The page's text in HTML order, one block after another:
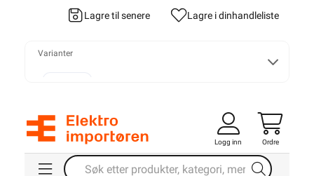
Lagre til senere Lagre i dinhandleliste
Varianter
Alarmkabel skjermet 6 leder
Logg inn Ordre